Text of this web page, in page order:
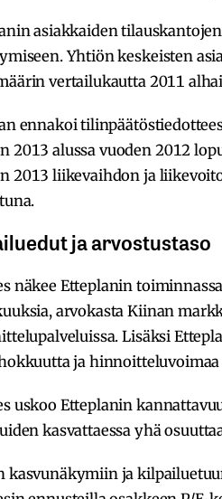
asiakkaiden
Yhtiön keskeisten
vertailukautta 2011
ennakoi
2013 alussa vuoden 2012
2013 liikevaihdon ja
ja arvostustaso
näkee Etteplanin
arvokasta Kiinan
Lisäksi
ja
uskoo Etteplanin
kasvattaessa yhä
kasvunäkymiin ja